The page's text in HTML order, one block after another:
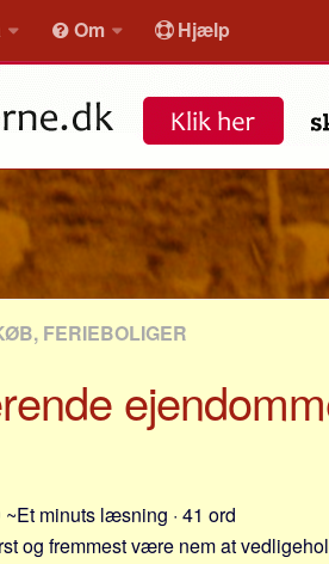
Om Hjælp
FERIEBOLIGER
~Et minuts læsning · 41 ord
og fremmest være nem at